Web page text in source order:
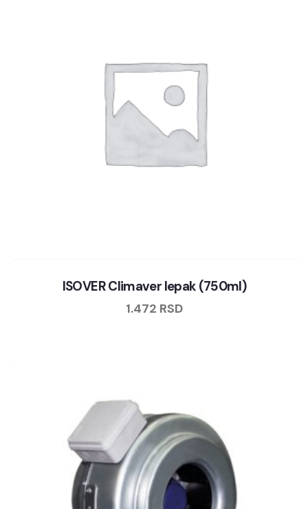
ISOVER Climaver lepak (750ml)
1.472 RSD